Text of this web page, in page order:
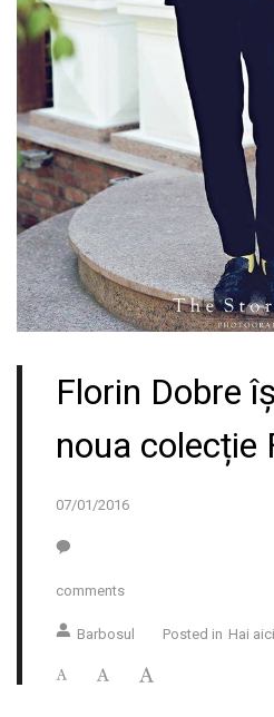
Florin Dobre
noua colecție
07/01/2016
comments
Barbosul Posted in Hai aici